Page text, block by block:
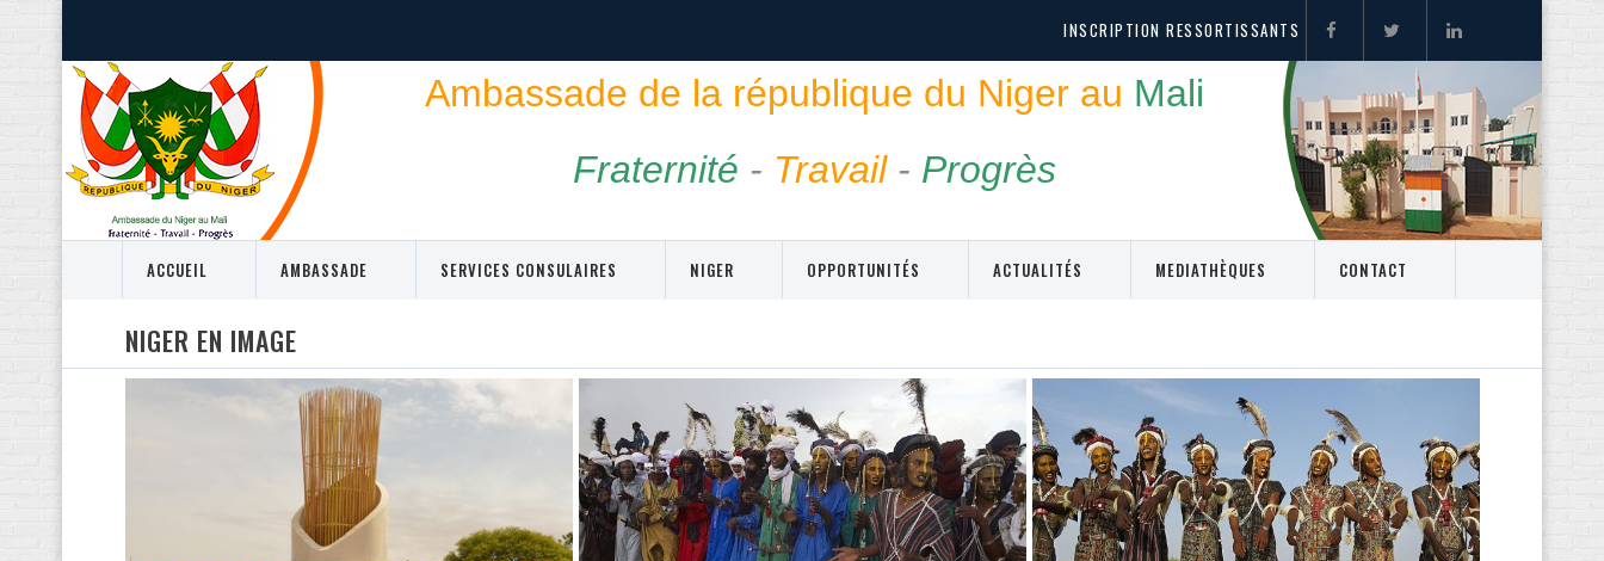
INSCRIPTION RESSORTISSANTS
Ambassade de la république du Niger au Mali
Fraternité - Travail- Progrès
ACCUEIL AMBASSADE SERVICES CONSULAIRES NIGER OPPORTUNITÉS ACTUALITÉS MEDIATHÈQUES CONTACT
NIGER EN IMAGE